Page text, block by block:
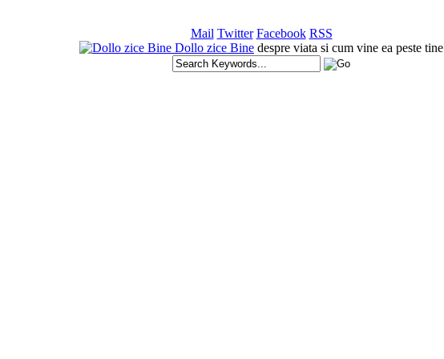
Mail Twitter Facebook RSS
Dollo zice Bine despre viata si cum vine ea peste tine